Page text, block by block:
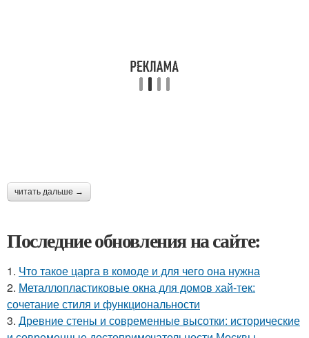
читать дальше →
Последние обновления на сайте:
1. Что такое царга в комоде и для чего она нужна
2. Металлопластиковые окна для домов хай-тек:
сочетание стиля и функциональности
3. Древние стены и современные высотки: исторические